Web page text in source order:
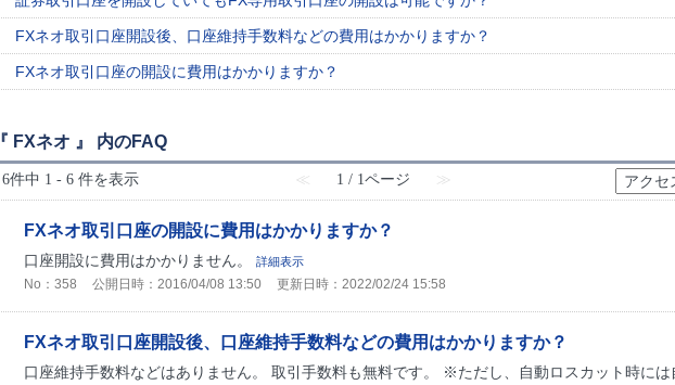
FXネオ取引口座開設後、口座維持手数料などの費用はかかりますか？
FXネオ取引口座の開設に費用はかかりますか？
『 FXネオ 』 内のFAQ
6件中 1 - 6 件を表示 ≪ 1 / 1ページ ≫
FXネオ取引口座の開設に費用はかかりますか？
口座開設に費用はかかりません。 詳細表示
No：358 公開日時：2016/04/08 13:50 更新日時：2022/02/24 15:58
FXネオ取引口座開設後、口座維持手数料などの費用はかかりますか？
口座維持手数料などはありません。 取引手数料も無料です。 ※ただし、自動ロスカット時には